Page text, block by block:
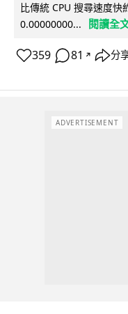
比傳統 CPU 搜尋速度
0.00000000...
閱讀全
359 81 ↗ 分
ADVERTISEMENT